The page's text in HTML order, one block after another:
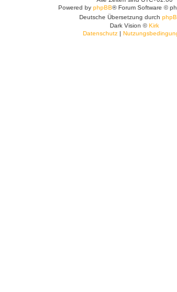
Powered by phpBB® Forum Software ©
Deutsche Übersetzung durch
Dark Vision ©Kirk
Datenschutz|